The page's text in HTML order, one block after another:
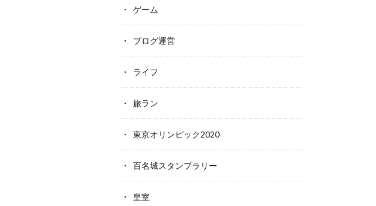
ゲーム
ブログ運営
ライフ
旅ラン
東京オリンピック2020
百名城スタンプラリー
皇室